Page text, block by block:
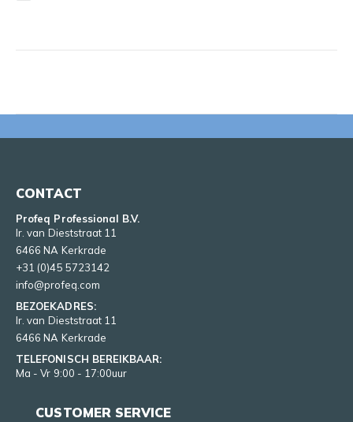
CONTACT
Profeq Professional B.V.
Ir. van Dieststraat 11
6466 NA Kerkrade
+31 (0)45 5723142
info@profeq.com
BEZOEKADRES:
Ir. van Dieststraat 11
6466 NA Kerkrade
TELEFONISCH BEREIKBAAR:
Ma - Vr 9:00 - 17:00uur
CUSTOMER SERVICE